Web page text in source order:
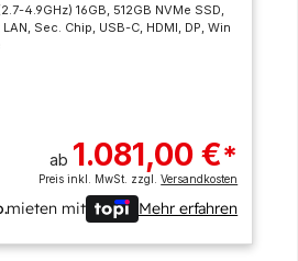
4.9GHz) 16GB, 512GB NVMe SSD,
Sec. Chip, USB-C, HDMI, DP, Win
ab 1.081,00 €*
Preis inkl. MwSt. zzgl.Versandkosten
mieten mit Mehr erfahren